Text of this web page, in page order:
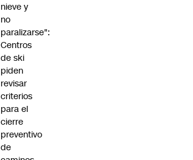
nieve y
no
paralizarse":
Centros
de ski
piden
revisar
criterios
para el
cierre
preventivo
de